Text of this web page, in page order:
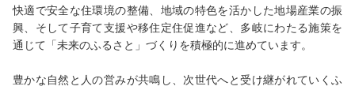
快適で安全な住環境の整備、地域の特色を活かした地場産業の振
興、そして子育て支援や移住定住促進など、多岐にわたる施策を
通じて「未来のふるさと」づくりを積極的に進めています。
豊かな自然と人の営みが共鳴し、次世代へと受け継がれていくふ